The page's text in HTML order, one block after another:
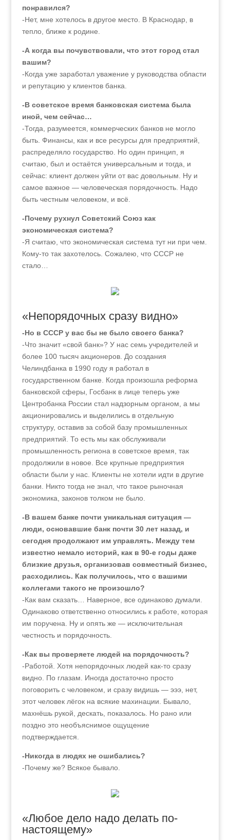
понравился?
-Нет, мне хотелось в другое место. В Краснодар, в
тепло, ближе к родине.
-А когда вы почувствовали, что этот город стал
вашим?
-Когда уже заработал уважение у руководства области
и репутацию у клиентов банка.
-В советское время банковская система была
иной, чем сейчас…
-Тогда, разумеется, коммерческих банков не могло
быть. Финансы, как и все ресурсы для предприятий,
распределяло государство. Но один принцип, я
считаю, был и остаётся универсальным и тогда, и
сейчас: клиент должен уйти от вас довольным. Ну и
самое важное — человеческая порядочность. Надо
быть честным человеком, и всё.
-Почему рухнул Советский Союз как
экономическая система?
-Я считаю, что экономическая система тут ни при чем.
Кому-то так захотелось. Сожалею, что СССР не
стало…
«Непорядочных сразу видно»
-Но в СССР у вас бы не было своего банка?
-Что значит «свой банк»? У нас семь учредителей и
более 100 тысяч акционеров. До создания
Челиндбанка в 1990 году я работал в
государственном банке. Когда произошла реформа
банковской сферы, Госбанк в лице теперь уже
Центробанка России стал надзорным органом, а мы
акционировались и выделились в отдельную
структуру, оставив за собой базу промышленных
предприятий. То есть мы как обслуживали
промышленность региона в советское время, так
продолжили в новое. Все крупные предприятия
области были у нас. Клиенты не хотели идти в другие
банки. Никто тогда не знал, что такое рыночная
экономика, законов толком не было.
-В вашем банке почти уникальная ситуация —
люди, основавшие банк почти 30 лет назад, и
сегодня продолжают им управлять. Между тем
известно немало историй, как в 90‑е годы даже
близкие друзья, организовав совместный бизнес,
расходились. Как получилось, что с вашими
коллегами такого не произошло?
-Как вам сказать… Наверное, все одинаково думали.
Одинаково ответственно относились к работе, которая
им поручена. Ну и опять же — исключительная
честность и порядочность.
-Как вы проверяете людей на порядочность?
-Работой. Хотя непорядочных людей как-то сразу
видно. По глазам. Иногда достаточно просто
поговорить с человеком, и сразу видишь — эээ, нет,
этот человек лёгок на всякие махинации. Бывало,
махнёшь рукой, дескать, показалось. Но рано или
поздно это необъяснимое ощущение
подтверждается.
-Никогда в людях не ошибались?
-Почему же? Всякое бывало.
«Любое дело надо делать по-
настоящему»